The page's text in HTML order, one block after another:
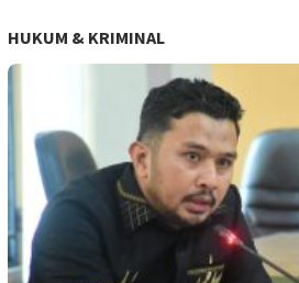
HUKUM & KRIMINAL